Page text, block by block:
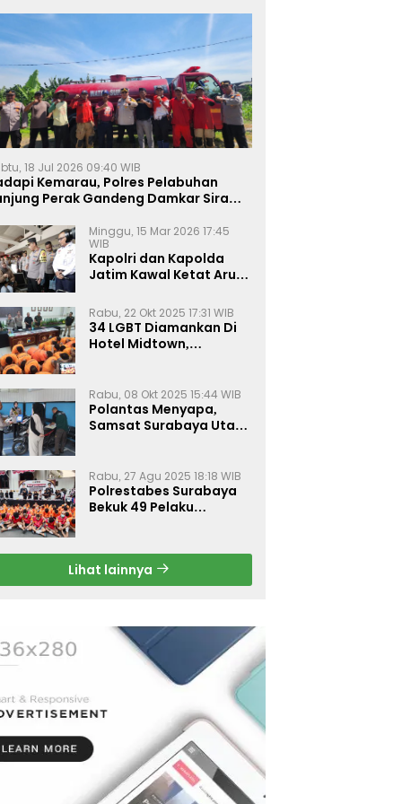
18 Jul 2026 09:40 WIB
Kemarau, Polres Pelabuhan
Perak Gandeng Damkar Siram
Minggu, 15 Mar 2026 17:45
WIB
Kapolri dan Kapolda
Jatim Kawal Ketat Arus
Rabu, 22 Okt 2025 17:31 WIB
34 LGBT Diamankan Di
Hotel Midtown,
Rabu, 08 Okt 2025 15:44 WIB
Polantas Menyapa,
Samsat Surabaya Utara
Rabu, 27 Agu 2025 18:18 WIB
Polrestabes Surabaya
Bekuk 49 Pelaku
Gratis
Lihat lainnya